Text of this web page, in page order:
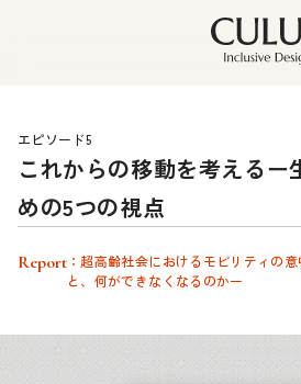
これからの移動を考えるー
めの5つの視点
エピソード5
Report ：超高齢社会におけるモビリティの
と、何ができなくなるのかー